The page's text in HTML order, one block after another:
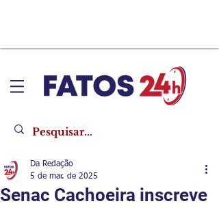
Senac Cachoeira inscreve
Da Redação
5 de mar. de 2025